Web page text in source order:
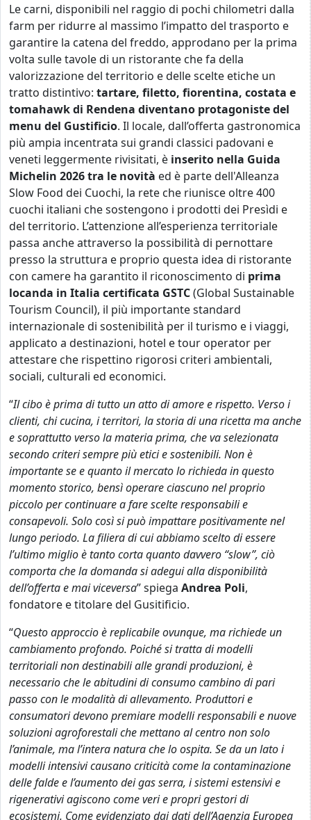
Le carni, disponibili nel raggio di pochi chilometri dalla
farm per ridurre al massimo l’impatto del trasporto e
garantire la catena del freddo, approdano per la prima
volta sulle tavole di un ristorante che fa della
valorizzazione del territorio e delle scelte etiche un
tratto distintivo: tartare, filetto, fiorentina, costata e
tomahawk di Rendena diventano protagoniste del
menu del Gustificio. Il locale, dall’offerta gastronomica
più ampia incentrata sui grandi classici padovani e
veneti leggermente rivisitati, è inserito nella Guida
Michelin 2026 tra le novità ed è parte dell'Alleanza
Slow Food dei Cuochi, la rete che riunisce oltre 400
cuochi italiani che sostengono i prodotti dei Presìdi e
del territorio. L’attenzione all’esperienza territoriale
passa anche attraverso la possibilità di pernottare
presso la struttura e proprio questa idea di ristorante
con camere ha garantito il riconoscimento di prima
locanda in Italia certificata GSTC(Global Sustainable
Tourism Council), il più importante standard
internazionale di sostenibilità per il turismo e i viaggi,
applicato a destinazioni, hotel e tour operator per
attestare che rispettino rigorosi criteri ambientali,
sociali, culturali ed economici.
“Il cibo è prima di tutto un atto di amore e rispetto. Verso i
clienti, chi cucina, i territori, la storia di una ricetta ma anche
e soprattutto verso la materia prima, che va selezionata
secondo criteri sempre più etici e sostenibili. Non è
importante se e quanto il mercato lo richieda in questo
momento storico, bensì operare ciascuno nel proprio
piccolo per continuare a fare scelte responsabili e
consapevoli. Solo così si può impattare positivamente nel
lungo periodo. La filiera di cui abbiamo scelto di essere
l’ultimo miglio è tanto corta quanto davvero “slow”, ciò
comporta che la domanda si adegui alla disponibilità
dell’offerta e mai viceversa” spiega Andrea Poli,
fondatore e titolare del Gusitificio.
“Questo approccio è replicabile ovunque, ma richiede un
cambiamento profondo. Poiché si tratta di modelli
territoriali non destinabili alle grandi produzioni, è
necessario che le abitudini di consumo cambino di pari
passo con le modalità di allevamento. Produttori e
consumatori devono premiare modelli responsabili e nuove
soluzioni agroforestali che mettano al centro non solo
l’animale, ma l’intera natura che lo ospita. Se da un lato i
modelli intensivi causano criticità come la contaminazione
delle falde e l’aumento dei gas serra, i sistemi estensivi e
rigenerativi agiscono come veri e propri gestori di
ecosistemi. Come evidenziato dai dati dell’Agenzia Europea